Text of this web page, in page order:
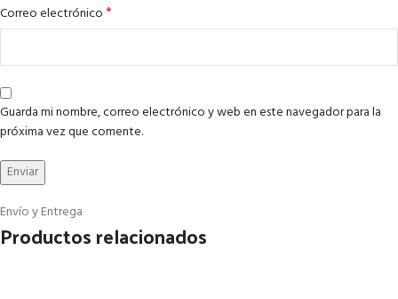
Correo electrónico*
Guarda mi nombre, correo electrónico y web en este navegador para la
próxima vez que comente.
Envío y Entrega
Productos relacionados